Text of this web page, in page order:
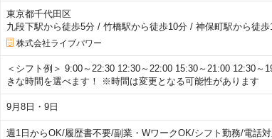
東京都千代田区
九段下駅から徒歩5分/ 竹橋駅から徒歩10分/ 神保町駅から徒歩
株式会社ライブパワー
＜シフト例＞ 9:00～22:30 12:30～22:00 15:30～21:00 12:30～
きな時間を選べます！ ※時間は変更となる可能性があります
9月8日・9日
週1日からOK/履歴書不要/副業・WワークOK/シフト勤務/電話